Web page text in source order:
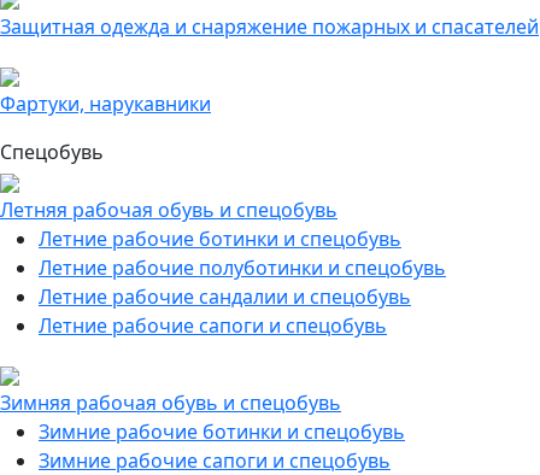
Защитная одежда и снаряжение пожарных и спасателей
Фартуки, нарукавники
Спецобувь
Летняя рабочая обувь и спецобувь
Летние рабочие ботинки и спецобувь
Летние рабочие полуботинки и спецобувь
Летние рабочие сандалии и спецобувь
Летние рабочие сапоги и спецобувь
Зимняя рабочая обувь и спецобувь
Зимние рабочие ботинки и спецобувь
Зимние рабочие сапоги и спецобувь